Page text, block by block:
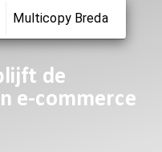
Multicopy Breda
de
e-commerce